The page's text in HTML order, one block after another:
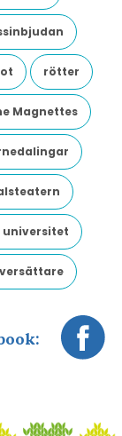
rötter
Magnettes
universitet